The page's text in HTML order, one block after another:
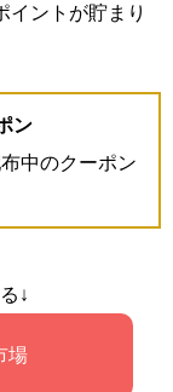
イントが貯まり
ン
中のクーポン
↓
場